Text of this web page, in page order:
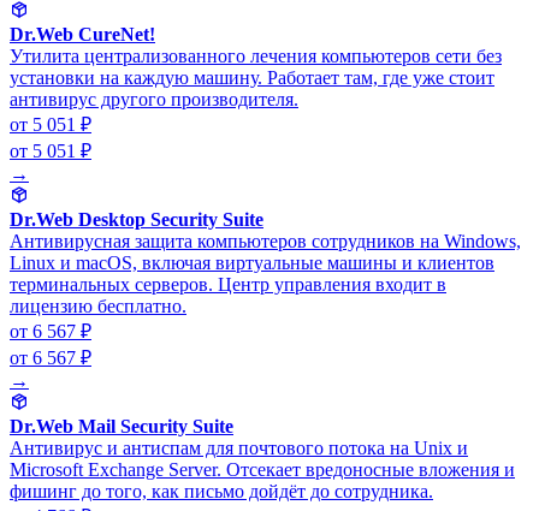
Dr.Web CureNet!
Утилита централизованного лечения компьютеров сети без
установки на каждую машину. Работает там, где уже стоит
антивирус другого производителя.
от 5 051 ₽
от 5 051 ₽
→
Dr.Web Desktop Security Suite
Антивирусная защита компьютеров сотрудников на Windows,
Linux и macOS, включая виртуальные машины и клиентов
терминальных серверов. Центр управления входит в
лицензию бесплатно.
от 6 567 ₽
от 6 567 ₽
→
Dr.Web Mail Security Suite
Антивирус и антиспам для почтового потока на Unix и
Microsoft Exchange Server. Отсекает вредоносные вложения и
фишинг до того, как письмо дойдёт до сотрудника.